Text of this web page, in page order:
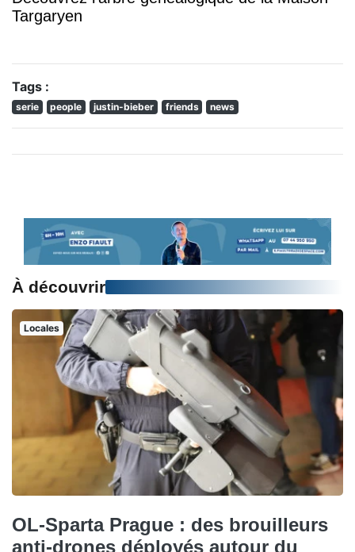
Targaryen
Tags :
serie people justin-bieber friends news
À découvrir
Locales
OL-Sparta Prague : des brouilleurs
anti-drones déployés autour du